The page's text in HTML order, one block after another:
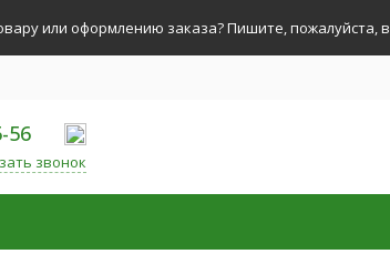
или оформлению заказа? Пишите, пожалуйста, в
56
звонок